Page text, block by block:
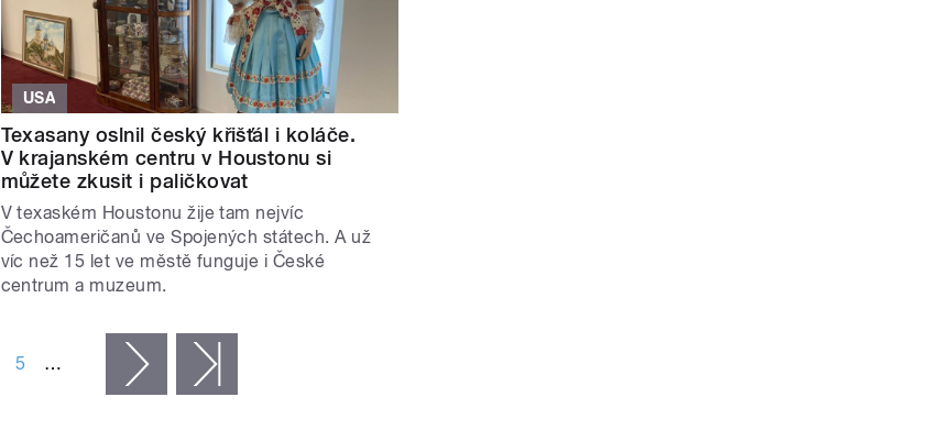
USA
Texasany oslnil český křišťál i koláče.
V krajanském centru v Houstonu si
můžete zkusit i paličkovat
V texaském Houstonu žije tam nejvíc
Čechoameričanů ve Spojených státech. A už
víc než 15 let ve městě funguje i České
centrum a muzeum.
5 … následující ›